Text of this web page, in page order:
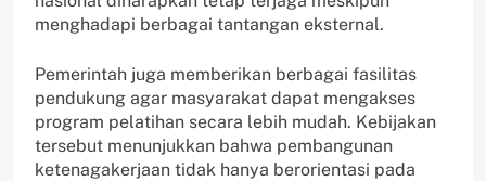
menghadapi berbagai tantangan eksternal.
Pemerintah juga memberikan berbagai fasilitas
pendukung agar masyarakat dapat mengakses
program pelatihan secara lebih mudah. Kebijakan
tersebut menunjukkan bahwa pembangunan
ketenagakerjaan tidak hanya berorientasi pada